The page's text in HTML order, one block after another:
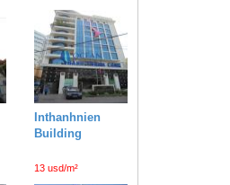
Inthanhnien
Building
13 usd/m²